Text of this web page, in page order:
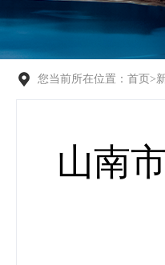
您当前所在位置： 首页 >
山南